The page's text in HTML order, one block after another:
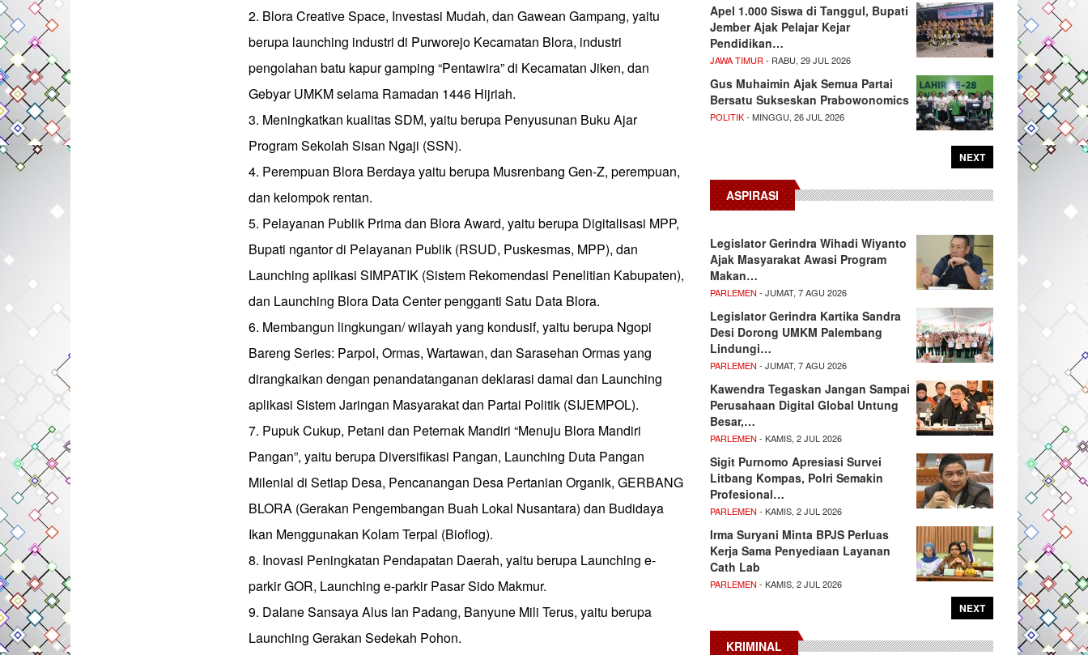
2. Blora Creative Space, Investasi Mudah, dan Gawean Gampang, yaitu
berupa launching industri di Purworejo Kecamatan Blora, industri
pengolahan batu kapur gamping “Pentawira” di Kecamatan Jiken, dan
Gebyar UMKM selama Ramadan 1446 Hijriah.
3. Meningkatkan kualitas SDM, yaitu berupa Penyusunan Buku Ajar
Program Sekolah Sisan Ngaji (SSN).
4. Perempuan Blora Berdaya yaitu berupa Musrenbang Gen-Z, perempuan,
dan kelompok rentan.
5. Pelayanan Publik Prima dan Blora Award, yaitu berupa Digitalisasi MPP,
Bupati ngantor di Pelayanan Publik (RSUD, Puskesmas, MPP), dan
Launching aplikasi SIMPATIK (Sistem Rekomendasi Penelitian Kabupaten),
dan Launching Blora Data Center pengganti Satu Data Blora.
6. Membangun lingkungan/ wilayah yang kondusif, yaitu berupa Ngopi
Bareng Series: Parpol, Ormas, Wartawan, dan Sarasehan Ormas yang
dirangkaikan dengan penandatanganan deklarasi damai dan Launching
aplikasi Sistem Jaringan Masyarakat dan Partai Politik (SIJEMPOL).
7. Pupuk Cukup, Petani dan Peternak Mandiri “Menuju Blora Mandiri
Pangan”, yaitu berupa Diversifikasi Pangan, Launching Duta Pangan
Milenial di Setiap Desa, Pencanangan Desa Pertanian Organik, GERBANG
BLORA (Gerakan Pengembangan Buah Lokal Nusantara) dan Budidaya
Ikan Menggunakan Kolam Terpal (Bioflog).
8. Inovasi Peningkatan Pendapatan Daerah, yaitu berupa Launching e-
parkir GOR, Launching e-parkir Pasar Sido Makmur.
9. Dalane Sansaya Alus lan Padang, Banyune Mili Terus, yaitu berupa
Launching Gerakan Sedekah Pohon.
Apel 1.000 Siswa di Tanggul, Bupati
Jember Ajak Pelajar Kejar
Pendidikan…
JAWA TIMUR - RABU, 29 JUL 2026
Gus Muhaimin Ajak Semua Partai
Bersatu Sukseskan Prabowonomics
POLITIK- MINGGU, 26 JUL 2026
NEXT
ASPIRASI
Legislator Gerindra Wihadi Wiyanto
Ajak Masyarakat Awasi Program
Makan…
PARLEMEN - JUMAT, 7 AGU 2026
Legislator Gerindra Kartika Sandra
Desi Dorong UMKM Palembang
Lindungi…
PARLEMEN - JUMAT, 7 AGU 2026
Kawendra Tegaskan Jangan Sampai
Perusahaan Digital Global Untung
Besar,…
PARLEMEN - KAMIS, 2 JUL 2026
Sigit Purnomo Apresiasi Survei
Litbang Kompas, Polri Semakin
Profesional…
PARLEMEN - KAMIS, 2 JUL 2026
Irma Suryani Minta BPJS Perluas
Kerja Sama Penyediaan Layanan
Cath Lab
PARLEMEN - KAMIS, 2 JUL 2026
NEXT
KRIMINAL